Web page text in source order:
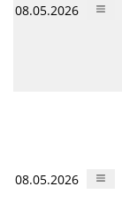
08.05.2026
08.05.2026